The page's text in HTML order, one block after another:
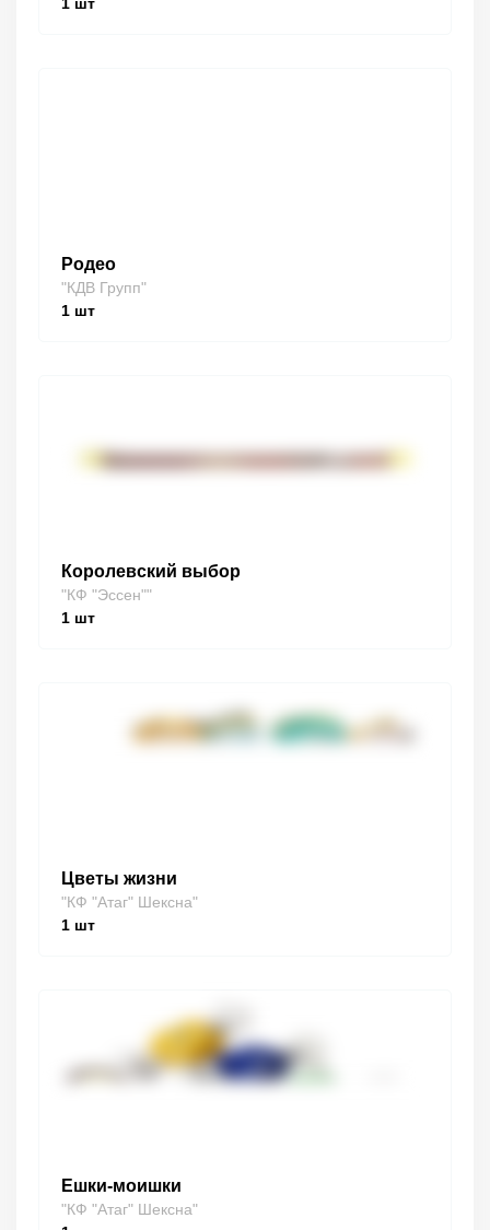
1 шт
Родео
"КДВ Групп"
1 шт
Королевский выбор
"КФ "Эссен""
1 шт
Цветы жизни
"КФ "Атаг" Шексна"
1 шт
Ешки-моишки
"КФ "Атаг" Шексна"